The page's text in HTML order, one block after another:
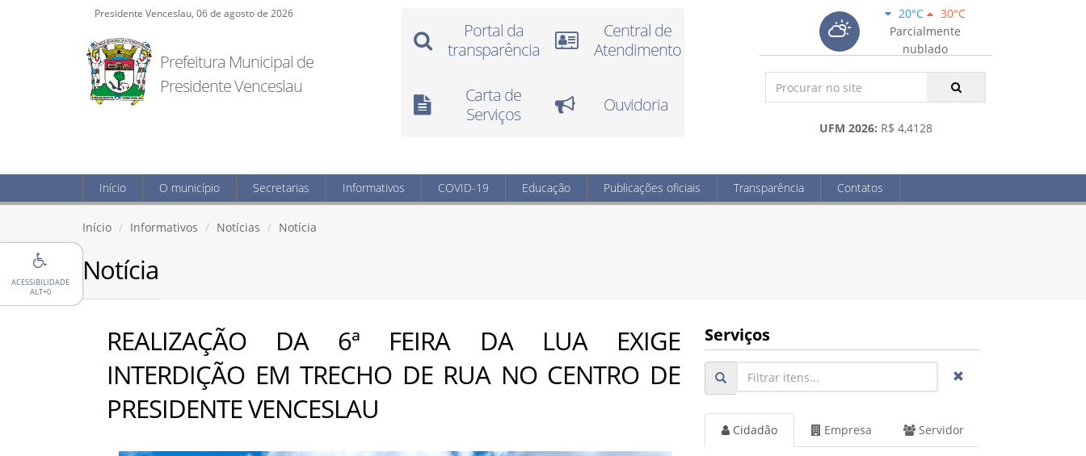
ACESSIBILIDADE
ALT+0
Presidente Venceslau, 06 de agosto de 2026
Prefeitura Municipal de
Presidente Venceslau
Portal da
transparência
Central de
Atendimento
Carta de
Serviços
Ouvidoria
20°C
30°C
Parcialmente
nublado
UFM 2026: R$ 4,4128
Início O município Secretarias Informativos COVID-19 Educação Publicações oficiais Transparência Contatos
Início Informativos Notícias Notícia
Notícia
REALIZAÇÃO DA 6ª FEIRA DA LUA EXIGE
INTERDIÇÃO EM TRECHO DE RUA NO CENTRO DE
PRESIDENTE VENCESLAU
Serviços
Cidadão Empresa Servidor